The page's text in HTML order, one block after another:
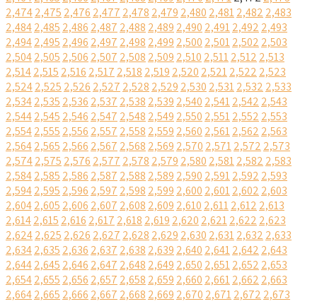
2,4742,475 2,476 2,477 2,478 2,479 2,480 2,4812,482 2,483
2,4842,485 2,486 2,487 2,488 2,489 2,490 2,4912,492 2,493
2,4942,495 2,496 2,497 2,498 2,499 2,500 2,5012,502 2,503
2,5042,505 2,506 2,507 2,508 2,509 2,510 2,5112,512 2,513
2,5142,515 2,516 2,517 2,518 2,519 2,520 2,5212,522 2,523
2,5242,525 2,526 2,527 2,528 2,529 2,530 2,5312,532 2,533
2,5342,535 2,536 2,537 2,538 2,539 2,540 2,5412,542 2,543
2,5442,545 2,546 2,547 2,548 2,549 2,550 2,5512,552 2,553
2,5542,555 2,556 2,557 2,558 2,559 2,560 2,5612,562 2,563
2,5642,565 2,566 2,567 2,568 2,569 2,570 2,5712,572 2,573
2,5742,575 2,576 2,577 2,578 2,579 2,580 2,5812,582 2,583
2,5842,585 2,586 2,587 2,588 2,589 2,590 2,5912,592 2,593
2,5942,595 2,596 2,597 2,598 2,599 2,600 2,6012,602 2,603
2,6042,605 2,606 2,607 2,608 2,609 2,610 2,6112,612 2,613
2,6142,615 2,616 2,617 2,618 2,619 2,620 2,6212,622 2,623
2,6242,625 2,626 2,627 2,628 2,629 2,630 2,6312,632 2,633
2,6342,635 2,636 2,637 2,638 2,639 2,640 2,6412,642 2,643
2,6442,645 2,646 2,647 2,648 2,649 2,650 2,6512,652 2,653
2,6542,655 2,656 2,657 2,658 2,659 2,660 2,6612,662 2,663
2,6642,665 2,666 2,667 2,668 2,669 2,670 2,6712,672 2,673